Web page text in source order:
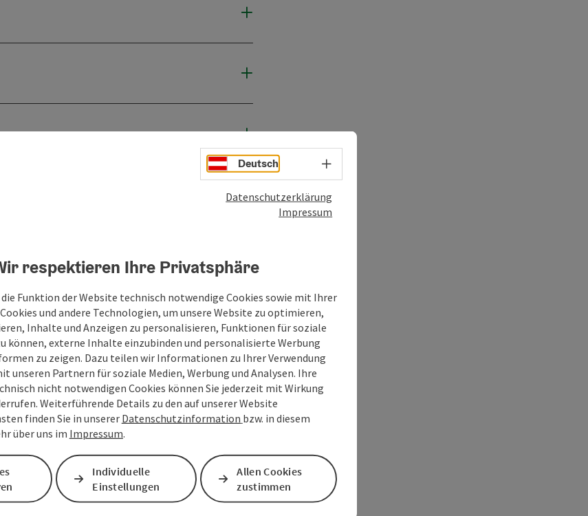
Deutsch Sprachwahl - Menü öffnen
Datenschutzerklärung
Impressum
respektieren Ihre Privatsphäre
Funktion der Website technisch notwendige Cookies sowie mit Ihrer
und andere Technologien, um unsere Website zu optimieren,
Inhalte und Anzeigen zu personalisieren, Funktionen für soziale
können, externe Inhalte einzubinden und personalisierte Werbung
zu zeigen. Dazu teilen wir Informationen zu Ihrer Verwendung
unseren Partnern für soziale Medien, Werbung und Analysen. Ihre
nicht notwendigen Cookies können Sie jederzeit mit Wirkung
Weiterführende Details zu den auf unserer Website
finden Sie in unserer Datenschutzinformation bzw. in diesem
über uns im Impressum.
Individuelle
Einstellungen
Allen Cookies
zustimmen